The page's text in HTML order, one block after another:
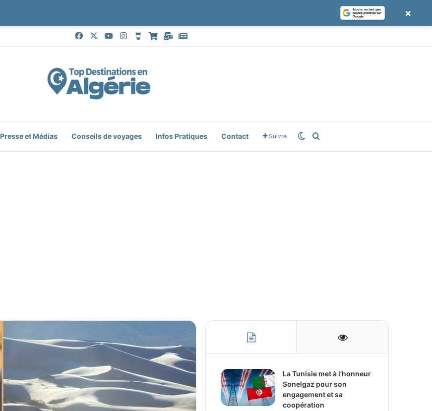
FacebookYouTubeInstagramBuy Me a Coffee
Boutique
MailGoogle News
Presse et Médias Conseils de voyages Infos Pratiques Contact Suivre Switch skin
La Tunisie met à l’honneur
Sonelgaz pour son
engagement et sa
coopération
×